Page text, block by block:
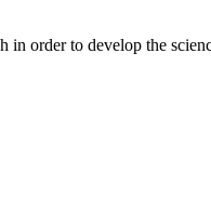
order to develop the